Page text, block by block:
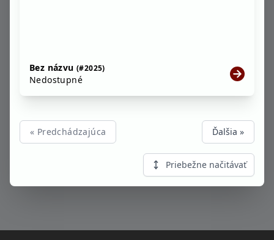
Bez názvu (#2025)
Nedostupné
« Predchádzajúca Ďalšia »
Priebežne načitávať